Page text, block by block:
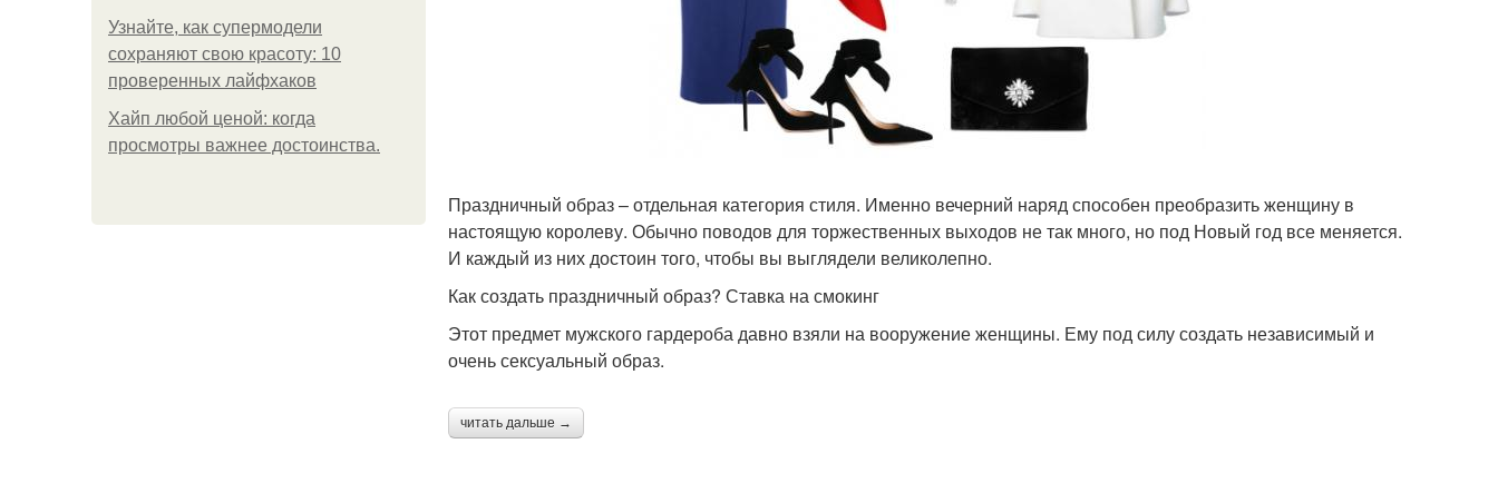
Узнайте, как супермодели
сохраняют свою красоту: 10
проверенных лайфхаков
Хайп любой ценой: когда
просмотры важнее достоинства.
Праздничный образ – отдельная категория стиля. Именно вечерний наряд способен преобразить женщину в
настоящую королеву. Обычно поводов для торжественных выходов не так много, но под Новый год все меняется.
И каждый из них достоин того, чтобы вы выглядели великолепно.
Как создать праздничный образ? Ставка на смокинг
Этот предмет мужского гардероба давно взяли на вооружение женщины. Ему под силу создать независимый и
очень сексуальный образ.
читать дальше →